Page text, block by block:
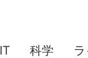
IT 科学